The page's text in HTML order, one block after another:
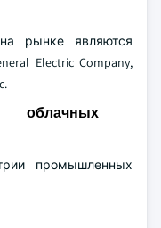
рынке являются
Electric Company,
промышленных